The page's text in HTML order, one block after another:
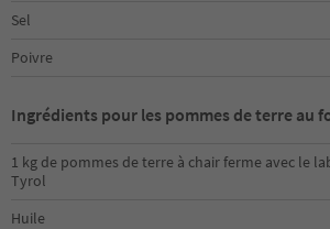
Sel
Poivre
Ingrédients pour les pommes de terre au
1 kg de pommes de terre à chair ferme avec le
Tyrol
Huile